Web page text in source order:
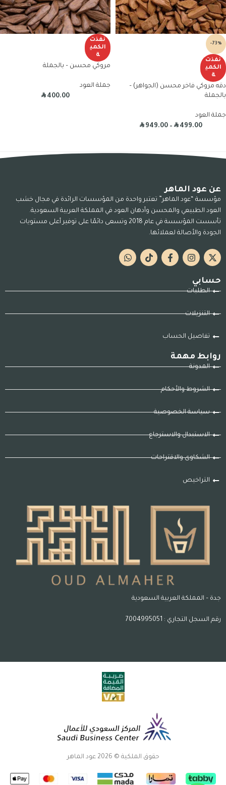
-73%
نفذت
الكمي
ة
دقه مروكي فاخر محسن (الجواهر) –
بالجملة
جملة العود
R499.00
–
R949.00
نفذت
الكمي
ة
مروكي محسن – بالجملة
جملة العود
R400.00
عن عود الماهر
مؤسسة “عود الماهر” تعتبر واحدة من المؤسسات الرائدة في مجال خشب
العود الطبيعي والمحسن وأدهان العود في المملكة العربية السعودية.
تأسست المؤسسة في عام 2018 وتسعى دائمًا على توفير أعلى مستويات
الجودة والأصالة لعملائها.
حسابي
الطلبات
التنزيلات
تفاصيل الحساب
روابط مهمة
المدونة
الشروط والأحكام
سياسة الخصوصية
الاستبدال والاسترجاع
الشكاوى والاقتراحات
التراخيص
جدة – المملكة العربية السعودية
رقم السجل التجاري : 7004995051
حقوق الملكية © 2026 عود الماهر